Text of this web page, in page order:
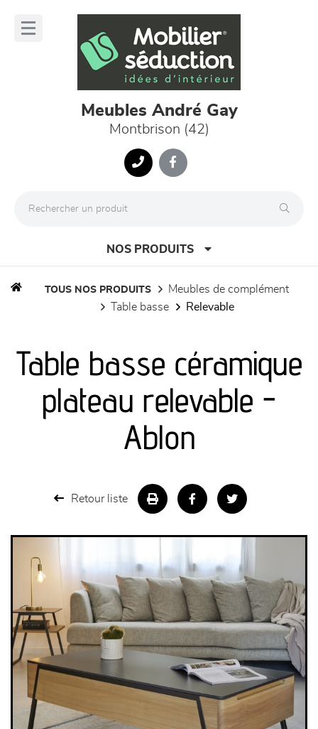
Meubles André Gay
Montbrison (42)
NOS PRODUITS
séjours
meubles de complément
chambres et dressing
TOUS NOS PRODUITS
meubles de complément
table basse
relevable
Table basse céramique
plateau relevable -
Ablon
Retour liste